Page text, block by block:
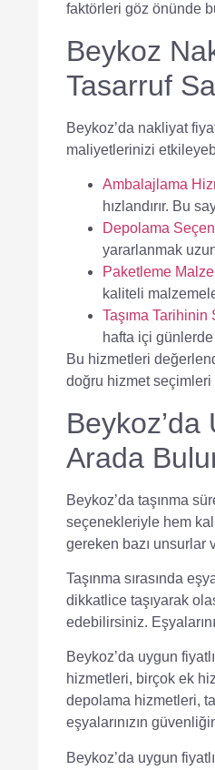
faktörleri göz önünde
Beykoz
Tasarruf
Beykoz’da nakliyat
maliyetlerinizi
Ambalajlama
hızlandırır. Bu
Depolama
yararlanmak
Paketleme
kaliteli
Taşıma Tarihinin
hafta içi
Bu hizmetleri
doğru hizmet
Arada
Beykoz’da taşınma
seçenekleriyle hem
gereken bazı unsurlar
Taşınma sırasında
dikkatlice taşıyarak
edebilirsiniz.
Beykoz’da uygun
hizmetleri, birçok ek
depolama hizmetleri,
eşyalarınızın
Beykoz’da uygun